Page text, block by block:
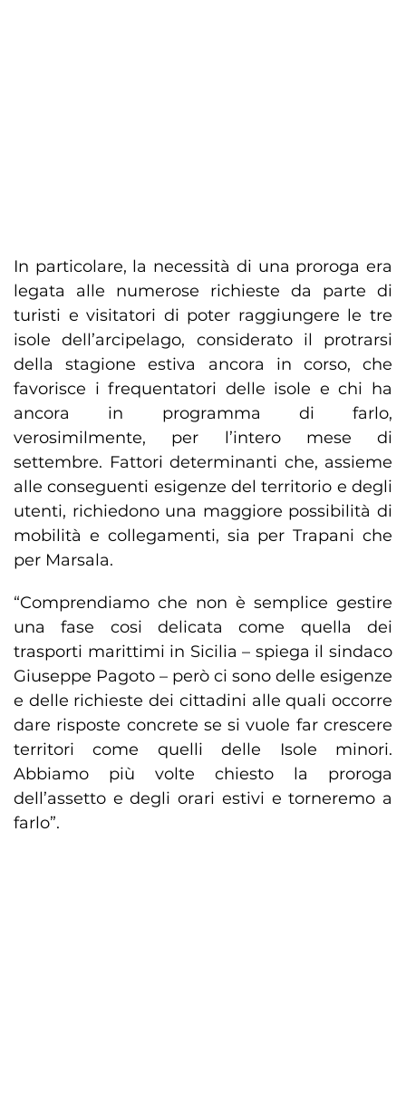
In particolare, la necessità di una proroga era
legata alle numerose richieste da parte di
turisti e visitatori di poter raggiungere le tre
isole dell’arcipelago, considerato il protrarsi
della stagione estiva ancora in corso, che
favorisce i frequentatori delle isole e chi ha
ancora in programma di farlo,
verosimilmente, per l’intero mese di
settembre. Fattori determinanti che, assieme
alle conseguenti esigenze del territorio e degli
utenti, richiedono una maggiore possibilità di
mobilità e collegamenti, sia per Trapani che
per Marsala.
“Comprendiamo che non è semplice gestire
una fase cosi delicata come quella dei
trasporti marittimi in Sicilia – spiega il sindaco
Giuseppe Pagoto – però ci sono delle esigenze
e delle richieste dei cittadini alle quali occorre
dare risposte concrete se si vuole far crescere
territori come quelli delle Isole minori.
Abbiamo più volte chiesto la proroga
dell’assetto e degli orari estivi e torneremo a
farlo”.